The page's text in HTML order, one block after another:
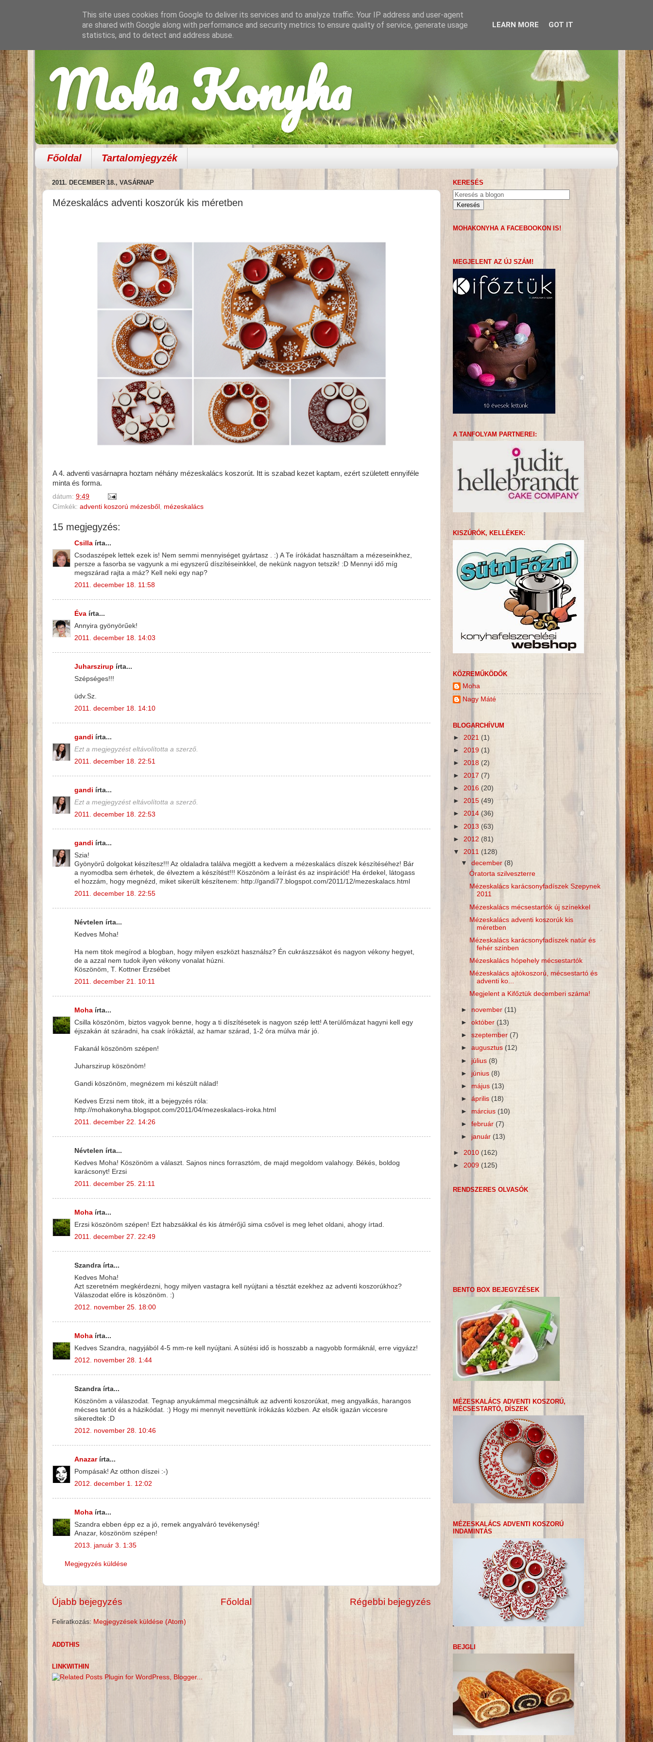
Moha Konyha
Főoldal Tartalomjegyzék
2011. DECEMBER 18., VASÁRNAP
Mézeskalács adventi koszorúk kis méretben
A 4. adventi vasárnapra hoztam néhány mézeskalács koszorút. Itt is szabad kezet kaptam, ezért született ennyiféle
minta és forma.
dátum: 9:49
Címkék: adventi koszorú mézesből mézeskalács
15 megjegyzés:
Csilla írta...
Csodaszépek lettek ezek is! Nem semmi mennyiséget gyártasz . :) A Te írókádat használtam a mézeseinkhez,
persze a fasorba se vagyunk a mi egyszerű díszítéseinkkel, de nekünk nagyon tetszik! :D Mennyi idő míg
megszárad rajta a máz? Kell neki egy nap?
2011. december 18. 11:58
Éva írta...
Annyira gyönyörűek!
2011. december 18. 14:03
Juharszirup írta...
Szépséges!!!
üdv.Sz.
2011. december 18. 14:10
gandi írta...
Ezt a megjegyzést eltávolította a szerző.
2011. december 18. 22:51
gandi írta...
Ezt a megjegyzést eltávolította a szerző.
2011. december 18. 22:53
gandi írta...
Szia!
Gyönyörű dolgokat készítesz!!! Az oldaladra találva megjött a kedvem a mézeskalács díszek készítéséhez! Bár
a nyomodba sem érhetek, de élveztem a készítést!!! Köszönöm a leírást és az inspirációt! Ha érdekel, látogass
el hozzám, hogy megnézd, miket sikerült készítenem: http://gandi77.blogspot.com/2011/12/mezeskalacs.html
2011. december 18. 22:55
Névtelen írta...
Kedves Moha!
Ha nem titok megírod a blogban, hogy milyen eszközt használsz? Én cukrászzsákot és nagyon vékony hegyet,
de a azzal nem tudok ilyen vékony vonalat húzni.
Köszönöm, T. Kottner Erzsébet
2011. december 21. 10:11
Moha írta...
Csilla köszönöm, biztos vagyok benne, hogy a ti díszítésetek is nagyon szép lett! A terülőmázat hagyni kell egy
éjszakán át száradni, ha csak írókáztál, az hamar szárad, 1-2 óra múlva már jó.
Fakanál köszönöm szépen!
Juharszirup köszönöm!
Gandi köszönöm, megnézem mi készült nálad!
Kedves Erzsi nem titok, itt a bejegyzés róla:
http://mohakonyha.blogspot.com/2011/04/mezeskalacs-iroka.html
2011. december 22. 14:26
Névtelen írta...
Kedves Moha! Köszönöm a választ. Sajnos nincs forrasztóm, de majd megoldom valahogy. Békés, boldog
karácsonyt! Erzsi
2011. december 25. 21:11
Moha írta...
Erzsi köszönöm szépen! Ezt habzsákkal és kis átmérőjű sima csővel is meg lehet oldani, ahogy írtad.
2011. december 27. 22:49
Szandra írta...
Kedves Moha!
Azt szeretném megkérdezni, hogy milyen vastagra kell nyújtani a tésztát ezekhez az adventi koszorúkhoz?
Válaszodat előre is köszönöm. :)
2012. november 25. 18:00
Moha írta...
Kedves Szandra, nagyjából 4-5 mm-re kell nyújtani. A sütési idő is hosszabb a nagyobb formáknál, erre vigyázz!
2012. november 28. 1:44
Szandra írta...
Köszönöm a válaszodat. Tegnap anyukámmal megcsináltuk az adventi koszorúkat, meg angyalkás, harangos
mécses tartót és a házikódat. :) Hogy mi mennyit nevettünk írókázás közben. Az elsők igazán viccesre
sikeredtek :D
2012. november 28. 10:46
Anazarírta...
Pompásak! Az otthon díszei :-)
2012. december 1. 12:02
Moha írta...
Szandra ebben épp ez a jó, remek angyalváró tevékenység!
Anazar, köszönöm szépen!
2013. január 3. 1:35
Megjegyzés küldése
Újabb bejegyzés Régebbi bejegyzés
Főoldal
Feliratkozás: Megjegyzések küldése (Atom)
ADDTHIS
LINKWITHIN
KERESÉS
MOHAKONYHA A FACEBOOKON IS!
MEGJELENT AZ ÚJ SZÁM!
A TANFOLYAM PARTNEREI:
KISZÚRÓK, KELLÉKEK:
KÖZREMŰKÖDŐK
Moha
Nagy Máté
BLOGARCHÍVUM
► 2021 (1)
► 2019 (1)
► 2018 (2)
► 2017 (7)
► 2016 (20)
► 2015 (49)
► 2014 (36)
► 2013 (63)
► 2012 (81)
▼ 2011 (128)
▼december (8)
Óratorta szilveszterre
Mézeskalács karácsonyfadíszek Szepynek
2011
Mézeskalács mécsestartók új színekkel
Mézeskalács adventi koszorúk kis
méretben
Mézeskalács karácsonyfadíszek natúr és
fehér színben
Mézeskalács hópehely mécsestartók
Mézeskalács ajtókoszorú, mécsestartó és
adventi ko...
Megjelent a Kifőztük decemberi száma!
► november(11)
►október(13)
►szeptember (7)
►augusztus(12)
► július (8)
► június(8)
► május (13)
►április (18)
► március (10)
►február(7)
► január(13)
► 2010 (162)
► 2009 (125)
RENDSZERES OLVASÓK
BENTO BOX BEJEGYZÉSEK
MÉZESKALÁCS ADVENTI KOSZORÚ,
MÉCSESTARTÓ, DÍSZEK
MÉZESKALÁCS ADVENTI KOSZORÚ
INDAMINTÁS
BEJGLI
This site uses cookies from Google to deliver its services and to analyze traffic. Your IP address and user-agent
are shared with Google along with performance and security metrics to ensure quality of service, generate usage
statistics, and to detect and address abuse.
LEARN MORE GOT IT